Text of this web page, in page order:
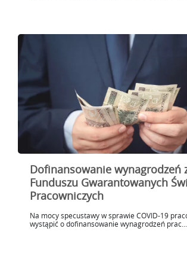
Dofinansowanie wynagrodzeń
Funduszu Gwarantowanych
Pracowniczych
Na mocy specustawy w sprawie COVID-19
wystąpić o dofinansowanie wynagrodzeń prac...